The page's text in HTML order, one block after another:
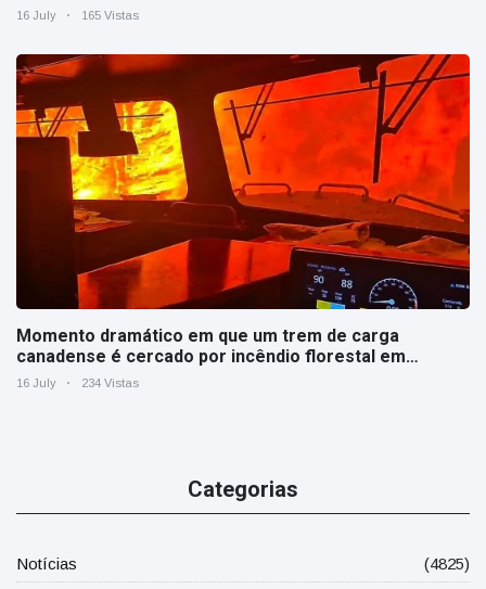
16 July 165 Vistas
Momento dramático em que um trem de carga
canadense é cercado por incêndio florestal em
Ontário
16 July 234 Vistas
Categorias
Notícias
(4825)